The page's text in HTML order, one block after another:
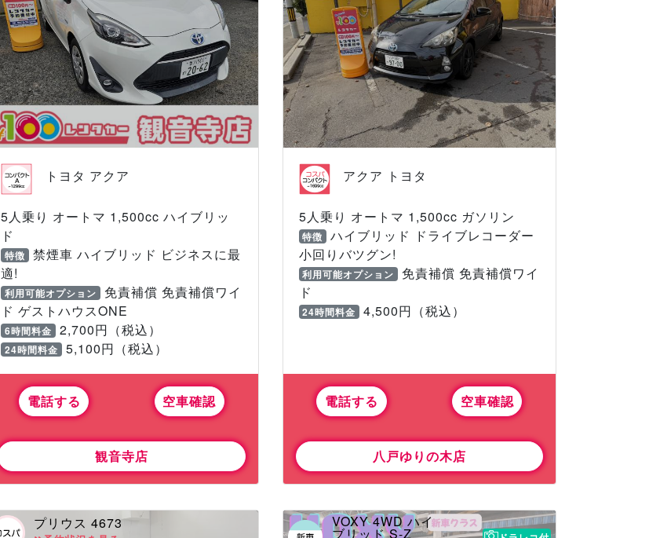
トヨタ アクア
5人乗り オートマ 1,500cc ハイブリッ
ド
特徴 禁煙車 ハイブリッド ビジネスに最
適!
利用可能オプション 免責補償 免責補償ワイ
ド ゲストハウスONE
6時間料金 2,700円（税込）
24時間料金 5,100円（税込）
電話する 空車確認
観音寺店
アクア トヨタ
5人乗り オートマ 1,500cc ガソリン
特徴
ハイブリッド ドライブレコーダー
小回りバツグン!
利用可能オプション
免責補償 免責補償ワイ
ド
24時間料金 4,500円（税込）
電話する 空車確認
八戸ゆりの木店
プリウス 4673 VOXY 4WD ハイ
ブリッド S-Z